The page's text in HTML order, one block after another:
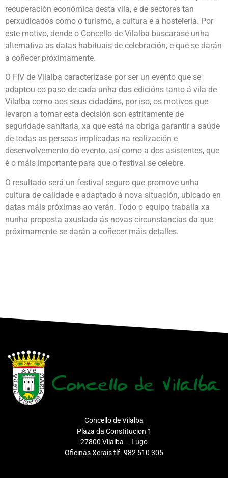
recuperación económica desta vila, e de sectores tan
perxudicados como o turismo, a cultura e a hostelería. Por
este motivo, dende o Concello de Vilalba buscarase unha
alternativa as datas habituais de celebración, e que se darán
a coñecer próximamente.
O FIV de Vilalba caracterízase por ser un evento que se
adaptou co paso de cada unha das edicións tanto á vila de
Vilalba como aos seus cidadáns, por iso, os motivos que
levaron a tomar esta decisión son estritamente de
seguridade sanitaria, xa que está na obriga garantir a saúde
de todas as persoas implicadas na realización e
desenvolvemento do evento, así como a dos asistentes, que
é o máis importante para que o festival se celebre.
O resultado será un festival seguro que promove unha
cultura de calidade e adaptado á nova situación, ubicado en
datas máis próximas ao verán. Todo o equipo traballa xa
nunha proposta axustada ás novas circunstancias da que
próximamente se darán a coñecer máis detalles.
Concello de Vilalba
Plaza da Constitucion 1
27800 Vilalba – Lugo
Oficinas Xerais tlf. 982 510 305